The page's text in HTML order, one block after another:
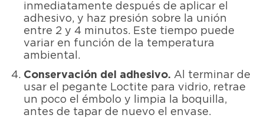
inmediatamente después de aplicar el
adhesivo, y haz presión sobre la unión
entre 2 y 4 minutos. Este tiempo puede
variar en función de la temperatura
ambiental.
Conservación del adhesivo. Al terminar de
usar el pegante Loctite para vidrio, retrae
un poco el émbolo y limpia la boquilla,
antes de tapar de nuevo el envase.